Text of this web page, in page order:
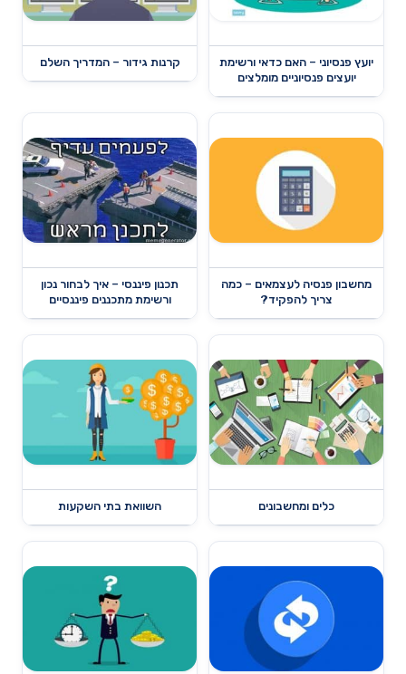
יועץ פנסיוני – האם כדאי ורשימת
יועצים פנסיוניים מומלצים
קרנות גידור – המדריך השלם
מחשבון פנסיה לעצמאים – כמה
צריך להפקיד?
תכנון פיננסי – איך לבחור נכון
ורשימת מתכננים פיננסיים
כלים ומחשבונים השוואת בתי השקעות